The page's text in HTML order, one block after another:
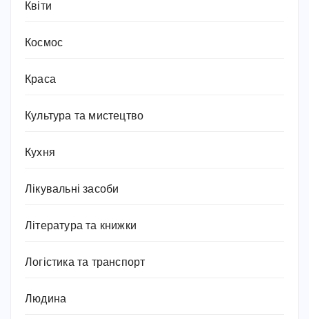
Квіти
Космос
Краса
Культура та мистецтво
Кухня
Лікувальні засоби
Література та книжки
Логістика та транспорт
Людина